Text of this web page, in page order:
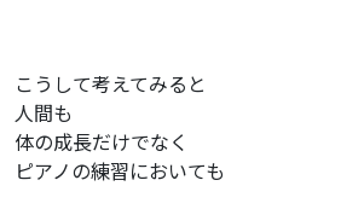
こうして考えてみると
人間も
体の成長だけでなく
ピアノの練習においても